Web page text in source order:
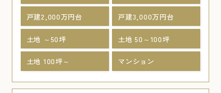
戸建2,000万円台 戸建3,000万円台
土地 ～50坪 土地 50～100坪
土地 100坪～ マンション